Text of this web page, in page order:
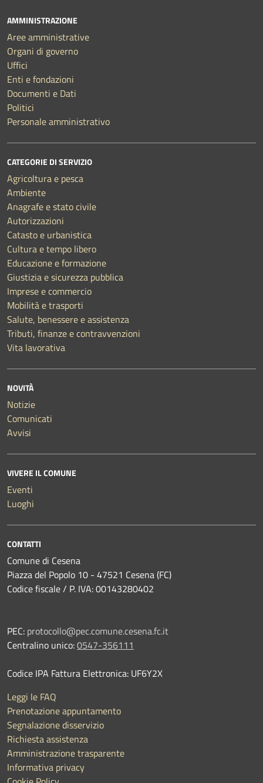
AMMINISTRAZIONE
Aree amministrative
Organi di governo
Uffici
Enti e fondazioni
Documenti e Dati
Politici
Personale amministrativo
CATEGORIE DI SERVIZIO
Agricoltura e pesca
Ambiente
Anagrafe e stato civile
Autorizzazioni
Catasto e urbanistica
Cultura e tempo libero
Educazione e formazione
Giustizia e sicurezza pubblica
Imprese e commercio
Mobilità e trasporti
Salute, benessere e assistenza
Tributi, finanze e contravvenzioni
Vita lavorativa
NOVITÀ
Notizie
Comunicati
Avvisi
VIVERE IL COMUNE
Eventi
Luoghi
CONTATTI
Comune di Cesena
Piazza del Popolo 10 - 47521 Cesena (FC)
Codice fiscale / P. IVA: 00143280402
PEC: protocollo@pec.comune.cesena.fc.it
Centralino unico:0547-356111
Codice IPA Fattura Elettronica: UF6Y2X
Leggi le FAQ
Prenotazione appuntamento
Segnalazione disservizio
Richiesta assistenza
Amministrazione trasparente
Informativa privacy